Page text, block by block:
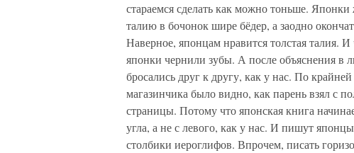
стараемся сделать как можно тоньше.
талию в бочонок шире бёдер, а заодно
Наверное, японцам нравится толстая талия.
японки чернили зубы. А после объяснения в
бросались друг к другу, как у нас. По
магазинчика было видно, как парень взял с
страницы. Потому что японская книга
угла, а не с левого, как у нас. И пишут
столбики иероглифов. Впрочем, писать